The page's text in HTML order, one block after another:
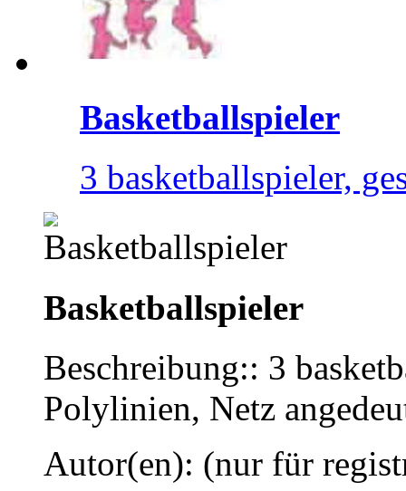
Basketballspieler
3 basketballspieler,
Basketballspieler
Beschreibung:: 3
Polylinien, Netz
Autor(en): (nur für